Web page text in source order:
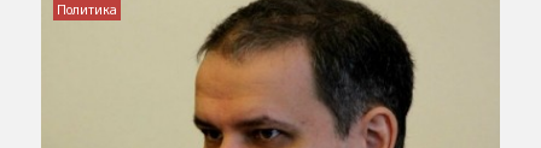
Политика